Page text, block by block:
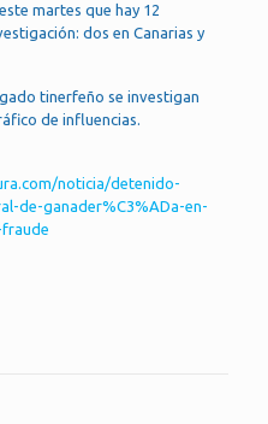
martes que hay 12
dos en Canarias y
tinerfeño se investigan
de influencias.
noticia/detenido-
de-ganader%C3%ADa-en-